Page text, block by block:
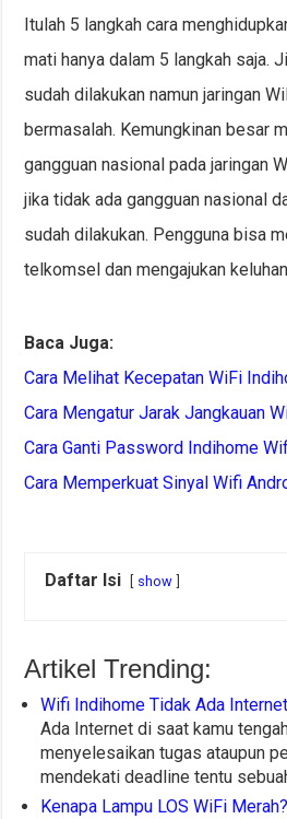
Itulah 5 langkah cara
mati hanya dalam 5 langkah saja.
sudah dilakukan namun jaringan
bermasalah. Kemungkinan besar
gangguan nasional pada jaringan
jika tidak ada gangguan nasional
sudah dilakukan. Pengguna bisa
telkomsel dan mengajukan
Baca Juga:
Cara Melihat Kecepatan WiFi
Cara Mengatur Jarak Jangkauan
Cara Ganti Password Indihome
Cara Memperkuat Sinyal Wifi
Daftar Isi show
Artikel Trending:
Wifi Indihome Tidak Ada Internet
Ada Internet di saat kamu
menyelesaikan tugas ataupun
mendekati deadline tentu
Kenapa Lampu LOS WiFi